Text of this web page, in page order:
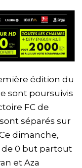
édition du
sont poursuivis
FC de
séparés sur
dimanche,
de 0 but partout
et Aza